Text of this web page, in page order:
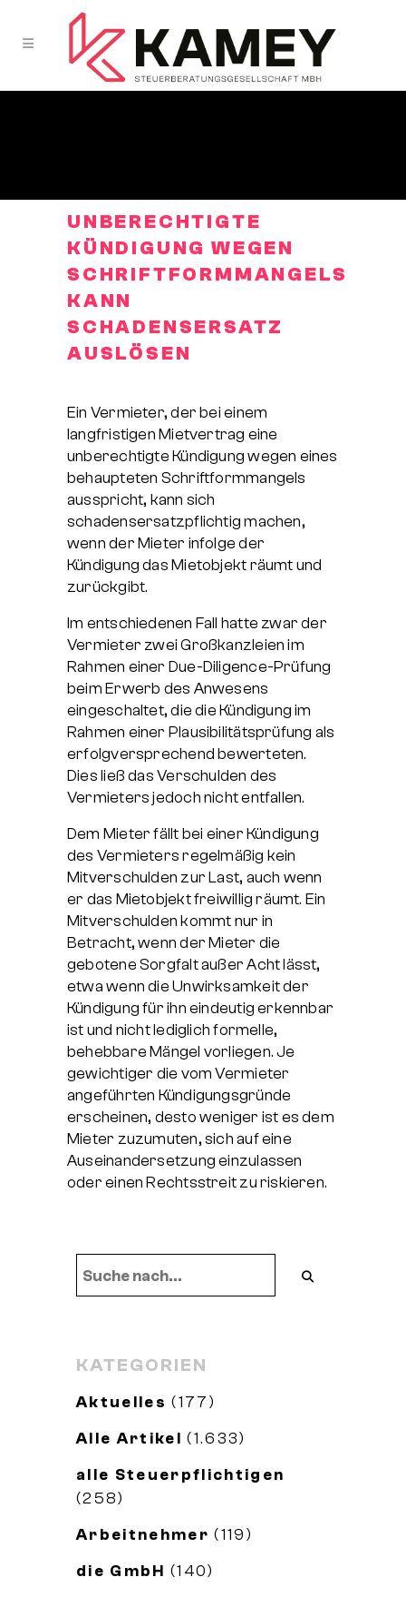
UNBERECHTIGTE
KÜNDIGUNG WEGEN
SCHRIFTFORMMANGELS
KANN
SCHADENSERSATZ
AUSLÖSEN
Ein Vermieter, der bei einem
langfristigen Mietvertrag eine
unberechtigte Kündigung wegen eines
behaupteten Schriftformmangels
ausspricht, kann sich
schadensersatzpflichtig machen,
wenn der Mieter infolge der
Kündigung das Mietobjekt räumt und
zurückgibt.
Im entschiedenen Fall hatte zwar der
Vermieter zwei Großkanzleien im
Rahmen einer Due-Diligence-Prüfung
beim Erwerb des Anwesens
eingeschaltet, die die Kündigung im
Rahmen einer Plausibilitätsprüfung als
erfolgversprechend bewerteten.
Dies ließ das Verschulden des
Vermieters jedoch nicht entfallen.
Dem Mieter fällt bei einer Kündigung
des Vermieters regelmäßig kein
Mitverschulden zur Last, auch wenn
er das Mietobjekt freiwillig räumt. Ein
Mitverschulden kommt nur in
Betracht, wenn der Mieter die
gebotene Sorgfalt außer Acht lässt,
etwa wenn die Unwirksamkeit der
Kündigung für ihn eindeutig erkennbar
ist und nicht lediglich formelle,
behebbare Mängel vorliegen. Je
gewichtiger die vom Vermieter
angeführten Kündigungsgründe
erscheinen, desto weniger ist es dem
Mieter zuzumuten, sich auf eine
Auseinandersetzung einzulassen
oder einen Rechtsstreit zu riskieren.
KATEGORIEN
Aktuelles (177)
Alle Artikel (1.633)
alle Steuerpflichtigen
(258)
Arbeitnehmer (119)
die GmbH (140)